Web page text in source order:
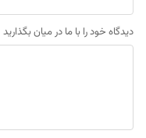
دیدگاه خود را با ما در میان بگذارید